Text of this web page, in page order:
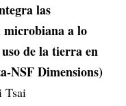
las
microbiana a lo
de la tierra en
NSF Dimensions)
Tsai